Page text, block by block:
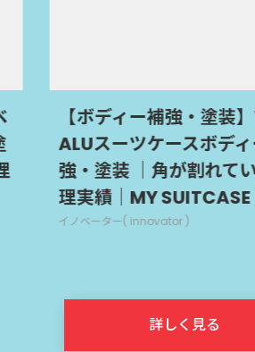
【ボディー補強・塗装】TOPV
ALUスーツケースボディー補
強・塗装 ｜角が割れている｜修
理実績｜MY SUITCASE
イノベーター( innovator )
詳しく見る